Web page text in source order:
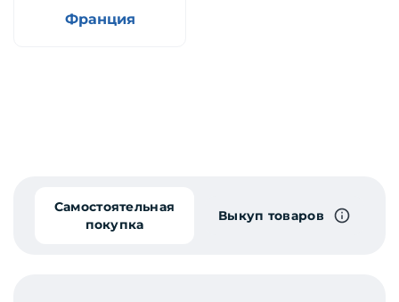
Франция
Самостоятельная
покупка
Выкуп товаров